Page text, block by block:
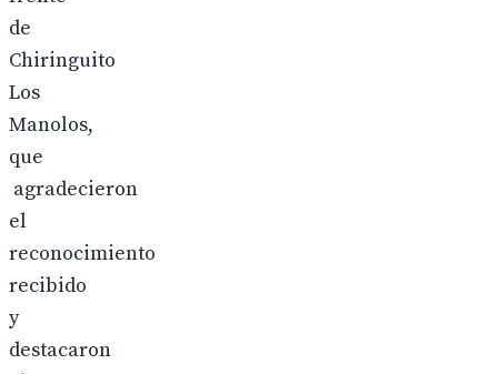
de
Chiringuito
Los
Manolos,
que
agradecieron
el
reconocimiento
recibido
y
destacaron